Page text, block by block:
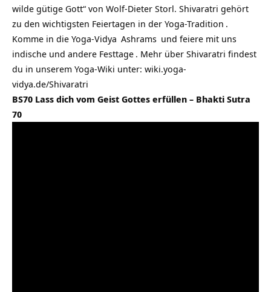
wilde gütige Gott“ von Wolf-Dieter Storl. Shivaratri gehört
zu den wichtigsten Feiertagen in der Yoga-Tradition .
Komme in die Yoga-Vidya Ashrams und feiere mit uns
indische und andere Festtage . Mehr über Shivaratri findest
du in unserem Yoga-Wiki unter: wiki.yoga-
vidya.de/Shivaratri
BS70 Lass dich vom Geist Gottes erfüllen – Bhakti Sutra
70